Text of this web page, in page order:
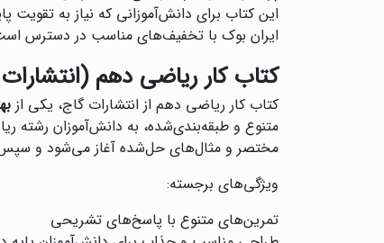
این کتاب برای دانش‌آموزانی که نیاز به تقویت
ایران بوک با تخفیف‌های مناسب در دسترس
کتاب کار ریاضی دهم
کتاب کار ریاضی دهم از انتشارات گاج، یکی از
متنوع و طبقه‌بندی‌شده، به دانش‌آموزان رشته
مختصر و مثال‌های حل‌شده آغاز می‌شود و سپس
ویژگی‌های برجسته:
تمرین‌های متنوع با پاسخ‌های تشریحی